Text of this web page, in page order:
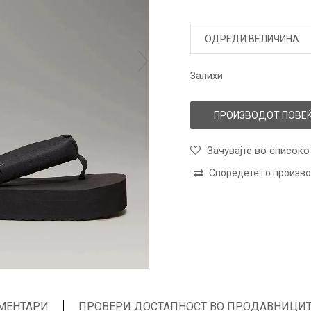
ОДРЕДИ ВЕЛИЧИНА
Залихи
ПРОИЗВОДОТ
Зачувајте во
Споредете го
ПРОВЕРИ ДОСТАПНОСТ ВО